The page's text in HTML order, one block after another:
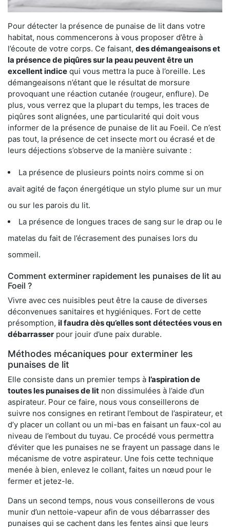
Pour détecter la présence de punaise de lit dans votre
habitat, nous commencerons à vous proposer d’être à
l’écoute de votre corps. Ce faisant, des démangeaisons et
la présence de piqûres sur la peau peuvent être un
excellent indice qui vous mettra la puce à l’oreille. Les
démangeaisons n’étant que le résultat de morsure
provoquant une réaction cutanée (rougeur, enflure). De
plus, vous verrez que la plupart du temps, les traces de
piqûres sont alignées, une particularité qui doit vous
informer de la présence de punaise de lit au Foeil. Ce n’est
pas tout, la présence de cet insecte mort ou écrasé et de
leurs déjections s’observe de la manière suivante :
La présence de plusieurs points noirs comme si on
avait agité de façon énergétique un stylo plume sur un mur
ou sur les parois du lit.
La présence de longues traces de sang sur le drap ou le
matelas du fait de l’écrasement des punaises lors du
sommeil.
Comment exterminer rapidement les punaises de lit au
Foeil ?
Vivre avec ces nuisibles peut être la cause de diverses
déconvenues sanitaires et hygiéniques. Fort de cette
présomption, il faudra dès qu’elles sont détectées vous en
débarrasser pour jouir d’une paix durable.
Méthodes mécaniques pour exterminer les
punaises de lit
Elle consiste dans un premier temps à l’aspiration de
toutes les punaises de lit non dissimulées à l’aide d’un
aspirateur. Pour ce faire, nous vous conseillerons de
suivre nos consignes en retirant l’embout de l’aspirateur, et
d’y placer un collant ou un mi-bas en faisant un faux-col au
niveau de l’embout du tuyau. Ce procédé vous permettra
d’éviter que les punaises ne se frayent un passage dans le
mécanisme de votre aspirateur. Une fois cette technique
menée à bien, enlevez le collant, faites un nœud pour le
fermer et jetez-le.
Dans un second temps, nous vous conseillerons de vous
munir d’un nettoie-vapeur afin de vous débarrasser des
punaises qui se cachent dans les fentes ainsi que leurs